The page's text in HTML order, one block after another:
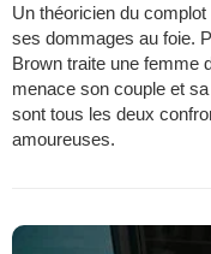
Un théoricien du
ses dommages au foie.
Brown traite une femme
menace son couple et
sont tous les deux
amoureuses.